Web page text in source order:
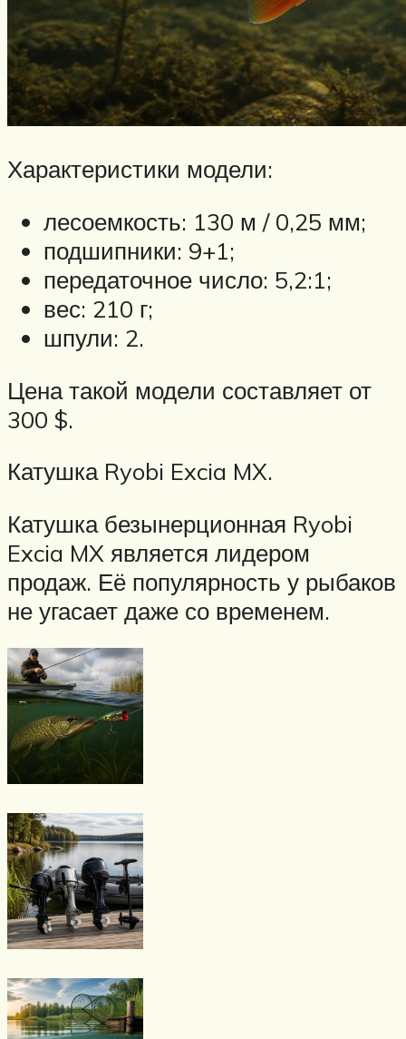
Характеристики модели:
лесоемкость: 130 м / 0,25 мм;
подшипники: 9+1;
передаточное число: 5,2:1;
вес: 210 г;
шпули: 2.
Цена такой модели составляет от
300 $.
Катушка Ryobi Excia MX.
Катушка безынерционная Ryobi
Excia MX является лидером
продаж. Её популярность у рыбаков
не угасает даже со временем.